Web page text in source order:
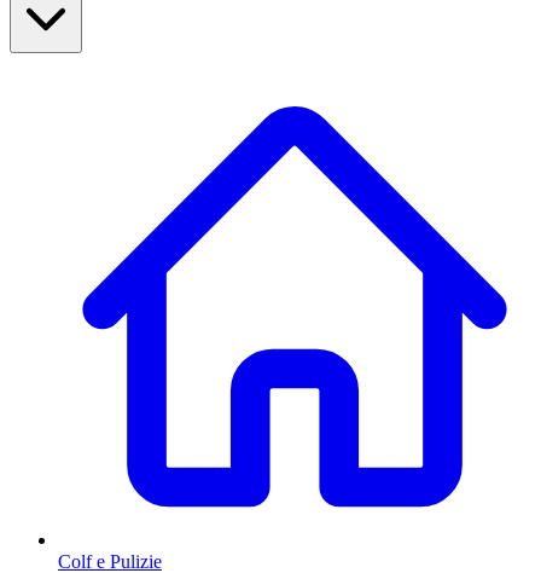
Colf e Pulizie